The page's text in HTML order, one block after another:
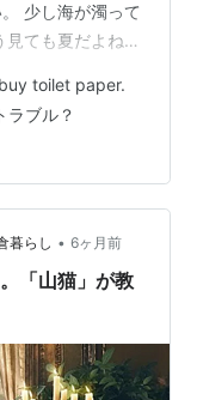
少し海が濁って
見ても夏だよね
ません。」 は
できません
ですか？ 「車を
が千円札しか使
わって、 ダメな
toilet paper.
ラブル？
暮らし • 6ヶ月前
「山猫」が教